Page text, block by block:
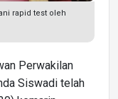
rapid test oleh
Perwakilan
Siswadi telah